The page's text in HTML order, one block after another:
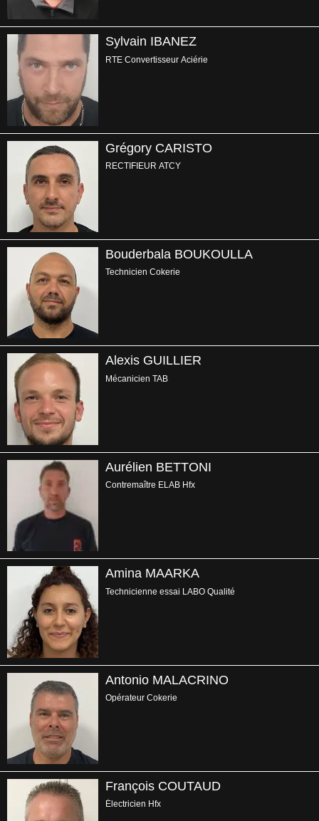
Sylvain IBANEZ
RTE Convertisseur Aciérie
Grégory CARISTO
RECTIFIEUR ATCY
Bouderbala BOUKOULLA
Technicien Cokerie
Alexis GUILLIER
Mécanicien TAB
Aurélien BETTONI
Contremaître ELAB Hfx
Amina MAARKA
Technicienne essai LABO Qualité
Antonio MALACRINO
Opérateur Cokerie
François COUTAUD
Électricien Hfx